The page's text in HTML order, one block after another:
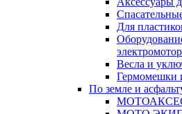
Для
Весла и
Гермомешки
По земле и